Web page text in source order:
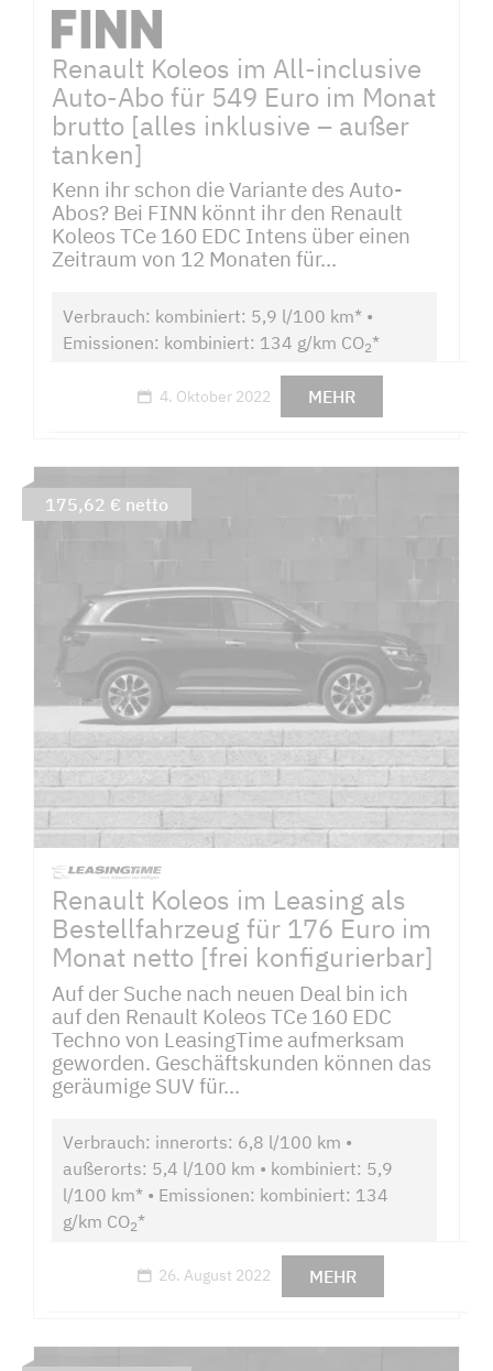
Renault Koleos im All-inclusive
Auto-Abo für 549 Euro im Monat
brutto [alles inklusive – außer
tanken]
Kenn ihr schon die Variante des Auto-
Abos? Bei FINN könnt ihr den Renault
Koleos TCe 160 EDC Intens über einen
Zeitraum von 12 Monaten für...
Verbrauch: kombiniert: 5,9 l/100 km* •
Emissionen: kombiniert: 134 g/km CO2*
4. Oktober 2022 MEHR
Renault Koleos im Leasing als
Bestellfahrzeug für 176 Euro im
Monat netto [frei konfigurierbar]
Auf der Suche nach neuen Deal bin ich
auf den Renault Koleos TCe 160 EDC
Techno von LeasingTime aufmerksam
geworden. Geschäftskunden können das
geräumige SUV für...
Verbrauch: innerorts: 6,8 l/100 km •
außerorts: 5,4 l/100 km • kombiniert: 5,9
l/100 km* • Emissionen: kombiniert: 134
g/km CO2*
26. August 2022 MEHR
175,62 € netto